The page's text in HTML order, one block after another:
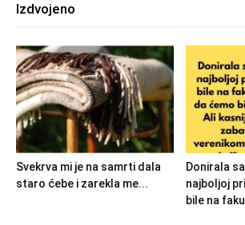
Izdvojeno
Svekrva mi je na samrti dala
staro ćebe i zarekla me...
Donirala
najboljoj
bile na